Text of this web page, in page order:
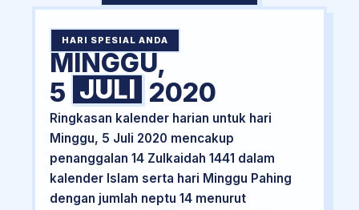
HARI SPESIAL ANDA
MINGGU,
5 JULI 2020
Ringkasan kalender harian untuk hari
Minggu, 5 Juli 2020 mencakup
penanggalan 14 Zulkaidah 1441 dalam
kalender Islam serta hari Minggu Pahing
dengan jumlah neptu 14 menurut